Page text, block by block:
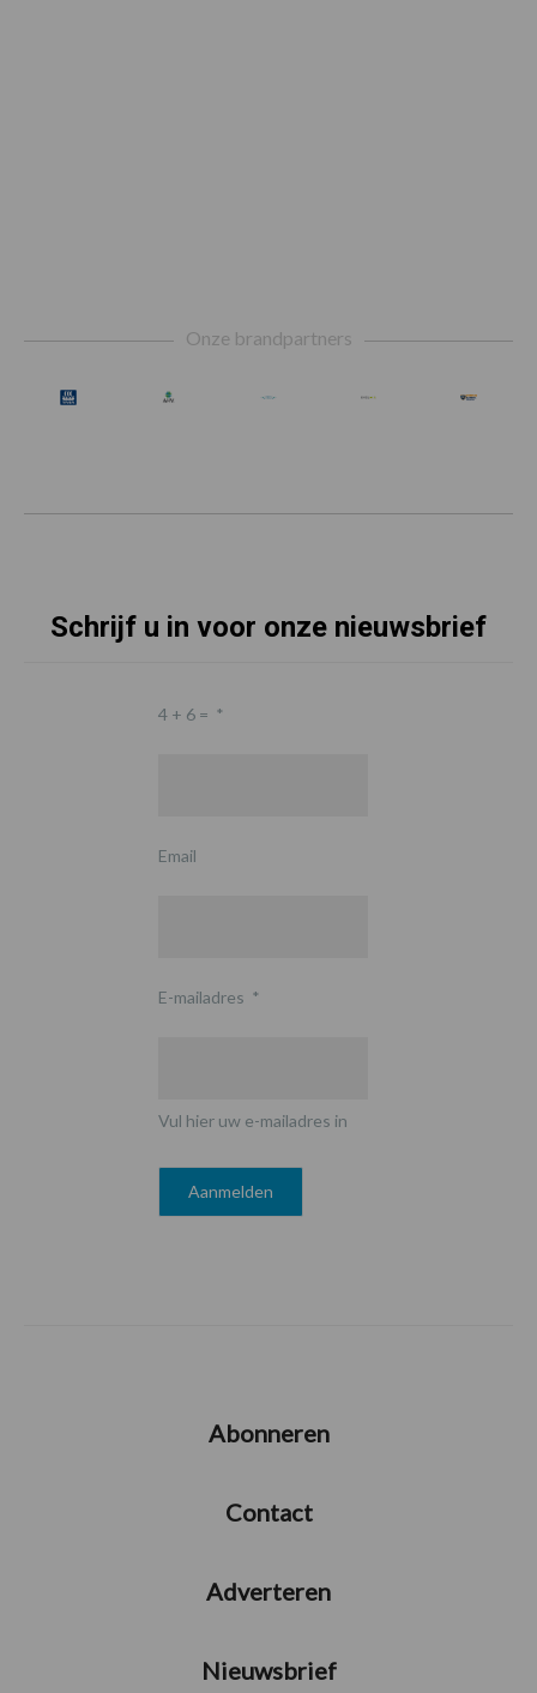
Onze brandpartners
Schrijf u in voor onze nieuwsbrief
4 + 6 = *
Email
E-mailadres *
Vul hier uw e-mailadres in
Abonneren
Contact
Adverteren
Nieuwsbrief